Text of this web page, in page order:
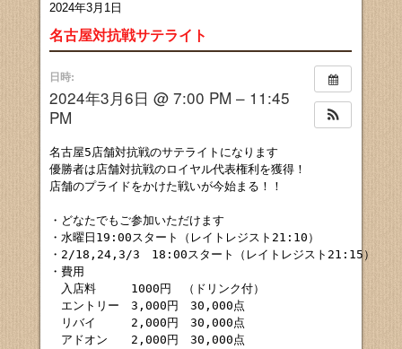
2024年3月1日
名古屋対抗戦サテライト
日時:
2024年3月6日 @ 7:00 PM – 11:45
PM
名古屋5店舗対抗戦のサテライトになります
優勝者は店舗対抗戦のロイヤル代表権利を獲得！
店舗のプライドをかけた戦いが今始まる！！
・どなたでもご参加いただけます
・水曜日19:00スタート（レイトレジスト21:10）
・2/18,24,3/3　18:00スタート（レイトレジスト21:15）
・費用
入店料　　　1000円　（ドリンク付）
エントリー　3,000円　30,000点
リバイ　　　2,000円　30,000点
アドオン　　2,000円　30,000点